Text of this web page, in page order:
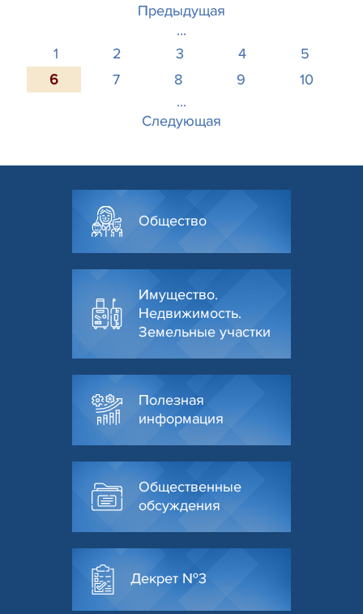
Предыдущая
...
1
2 3 4
5
6
7 8 9
10
...
Следующая
Общество
Имущество.
Недвижимость.
Земельные участки
Полезная
информация
Общественные
обсуждения
Декрет №3